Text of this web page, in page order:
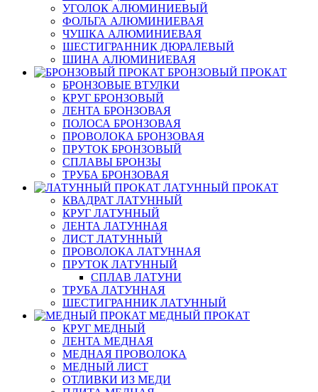
УГОЛОК АЛЮМИНИЕВЫЙ
ФОЛЬГА АЛЮМИНИЕВАЯ
ЧУШКА АЛЮМИНИЕВАЯ
ШЕСТИГРАННИК ДЮРАЛЕВЫЙ
ШИНА АЛЮМИНИЕВАЯ
БРОНЗОВЫЙ ПРОКАТ
БРОНЗОВЫЕ ВТУЛКИ
КРУГ БРОНЗОВЫЙ
ЛЕНТА БРОНЗОВАЯ
ПОЛОСА БРОНЗОВАЯ
ПРОВОЛОКА БРОНЗОВАЯ
ПРУТОК БРОНЗОВЫЙ
СПЛАВЫ БРОНЗЫ
ТРУБА БРОНЗОВАЯ
ЛАТУННЫЙ ПРОКАТ
КВАДРАТ ЛАТУННЫЙ
КРУГ ЛАТУННЫЙ
ЛЕНТА ЛАТУННАЯ
ЛИСТ ЛАТУННЫЙ
ПРОВОЛОКА ЛАТУННАЯ
ПРУТОК ЛАТУННЫЙ
СПЛАВ ЛАТУНИ
ТРУБА ЛАТУННАЯ
ШЕСТИГРАННИК ЛАТУННЫЙ
МЕДНЫЙ ПРОКАТ
КРУГ МЕДНЫЙ
ЛЕНТА МЕДНАЯ
МЕДНАЯ ПРОВОЛОКА
МЕДНЫЙ ЛИСТ
ОТЛИВКИ ИЗ МЕДИ